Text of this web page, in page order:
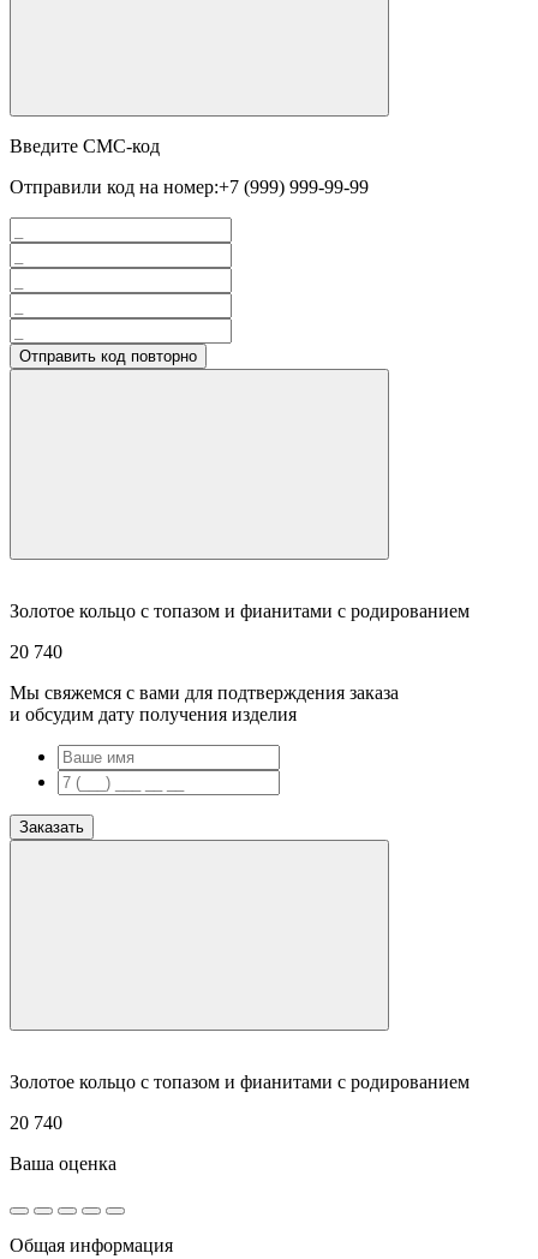
Введите СМС-код
Отправили код на номер:+7 (999) 999-99-99
Отправить код повторно
Золотое кольцо с топазом и фианитами с родированием
20 740
Мы свяжемся с вами для подтверждения заказа
и обсудим дату получения изделия
Заказать
Золотое кольцо с топазом и фианитами с родированием
20 740
Ваша оценка
Общая информация